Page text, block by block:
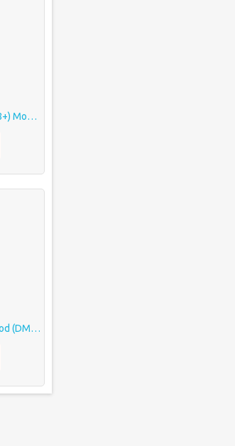
Eros Fantasy (18+) Mod (God mode/High DMG/Enemy no Energy)
Age of Magic Mod (DMG MULTIPLE/GOD MODE)